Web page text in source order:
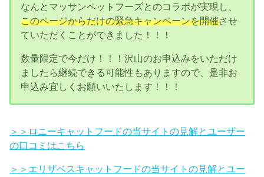
なんとマッサンペットフーズとのコラボが実現し、
このページからだけの緊急キャンペーンを開催させ
ていただくことができました！！！
数量限定で今だけ！！！沢山のお申込みをいただけ
ましたら継続できる可能性もありますので、是非お
申込み宜しくお願いいたします！！！
＞＞ロニーキャットフードの当サイトの見解とユーザー
の口コミはこちら
＞＞エリザベスキャットフードの当サイトの見解とユー